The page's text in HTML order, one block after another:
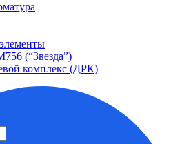
(“Звезда”)
комплекс (ДРК)